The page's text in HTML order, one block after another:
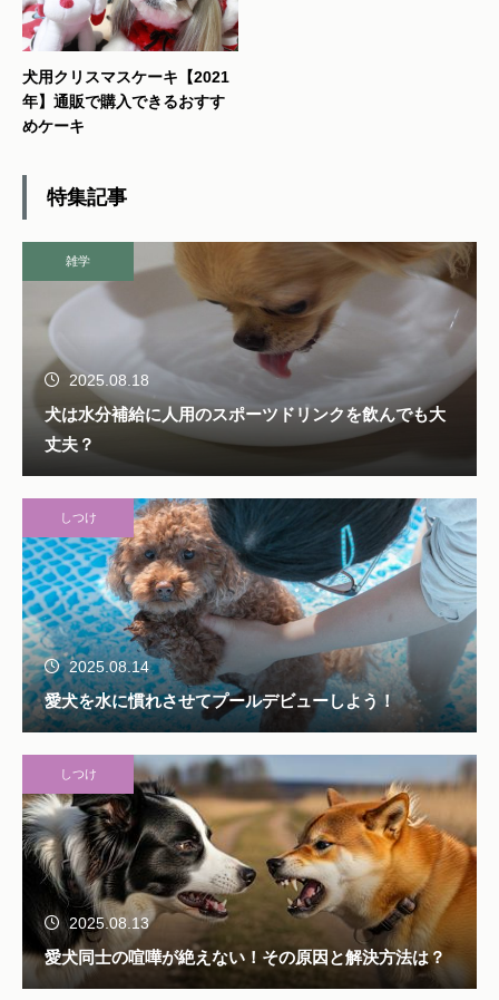
犬用クリスマスケーキ【2021
年】通販で購入できるおすす
めケーキ
特集記事
雑学
2025.08.18
犬は水分補給に人用のスポーツドリンクを飲んでも大
丈夫？
しつけ
2025.08.14
愛犬を水に慣れさせてプールデビューしよう！
しつけ
2025.08.13
愛犬同士の喧嘩が絶えない！その原因と解決方法は？